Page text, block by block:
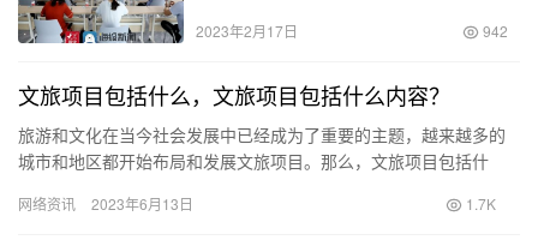
2023年2月17日 942
文旅项目包括什么，文旅项目包括什么内容？
旅游和文化在当今社会发展中已经成为了重要的主题，越来越多的
城市和地区都开始布局和发展文旅项目。那么，文旅项目包括什
遗产…
网络资讯 2023年6月13日 1.7K